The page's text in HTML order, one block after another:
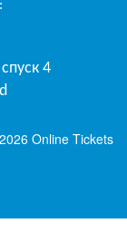
:
4
Online Tickets